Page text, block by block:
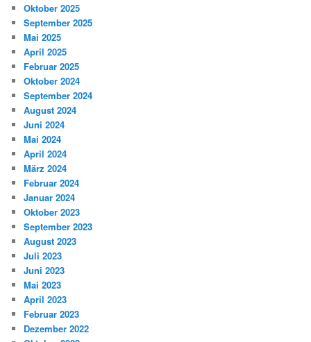
Oktober 2025
September 2025
Mai 2025
April 2025
Februar 2025
Oktober 2024
September 2024
August 2024
Juni 2024
Mai 2024
April 2024
März 2024
Februar 2024
Januar 2024
Oktober 2023
September 2023
August 2023
Juli 2023
Juni 2023
Mai 2023
April 2023
Februar 2023
Dezember 2022